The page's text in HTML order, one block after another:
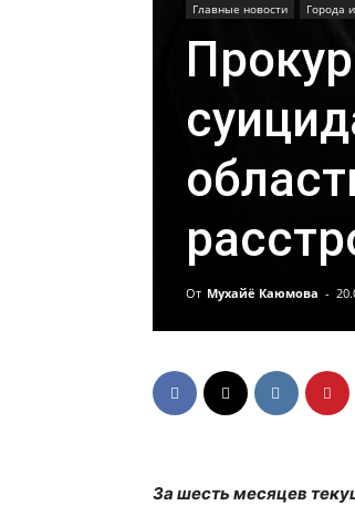
Главные новости Города
От Мухайё Каюмова -
За шесть месяцев